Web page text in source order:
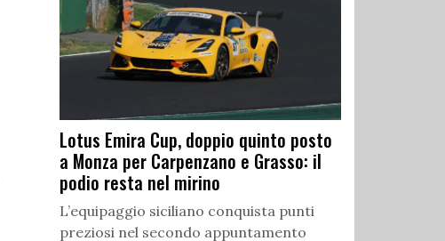
Lotus Emira Cup, doppio quinto posto
a Monza per Carpenzano e Grasso: il
podio resta nel mirino
L’equipaggio siciliano conquista punti
preziosi nel secondo appuntamento